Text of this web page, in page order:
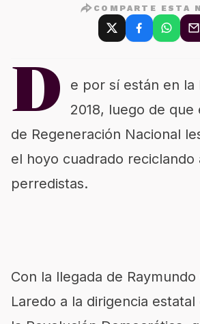
COMPARTE ESTA
D
e por sí están en la
2018, luego de
de Regeneración Nacional
el hoyo cuadrado reciclando
perredistas.
Con la llegada de Raymundo
Laredo a la dirigencia